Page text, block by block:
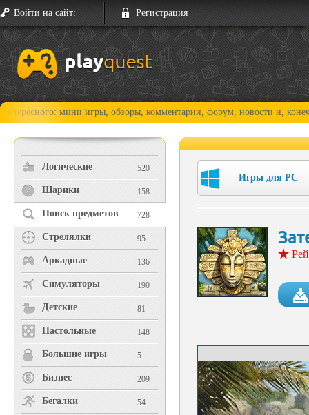
Войти на сайт: Регистрация
мини игры, обзоры, комментарии, форум, новости и, конечно,
Логические 520
Шарики 158
Поиск предметов 728
Стрелялки 95
Аркадные 136
Симуляторы 190
Детские 81
Настольные 148
Большие игры 5
Бизнес 209
Бегалки 54
Игры для PC